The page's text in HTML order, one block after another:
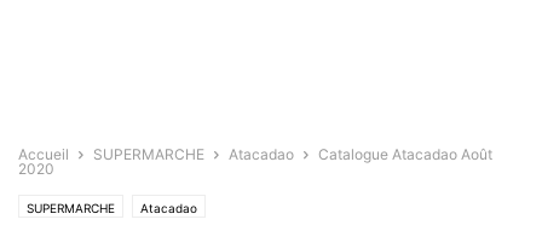
Accueil SUPERMARCHE Atacadao
Catalogue Atacadao Août
2020
SUPERMARCHE Atacadao